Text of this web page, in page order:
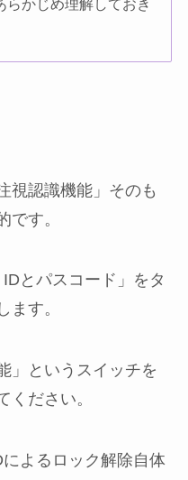
かじめ理解しておき
視認識機能」そのも
です。
とパスコード」をタ
ます。
」というスイッチを
ください。
よるロック解除自体